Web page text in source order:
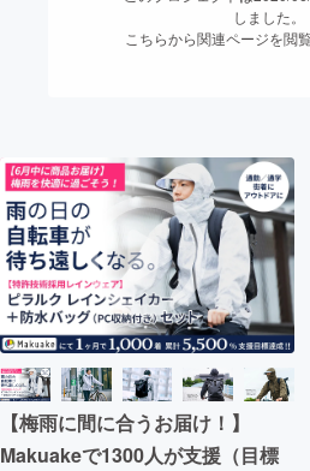
CAMPFIRE for Social Good
しました。
こちらから関連ページを閲
【梅雨に間に合うお届け！】
Makuakeで1300人が支援（目標